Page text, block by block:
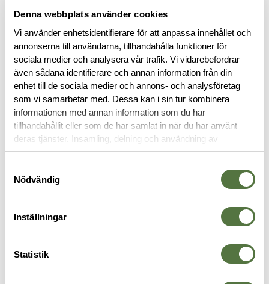
Denna webbplats använder cookies
Vi använder enhetsidentifierare för att anpassa innehållet och
annonserna till användarna, tillhandahålla funktioner för
sociala medier och analysera vår trafik. Vi vidarebefordrar
även sådana identifierare och annan information från din
enhet till de sociala medier och annons- och analysföretag
som vi samarbetar med. Dessa kan i sin tur kombinera
informationen med annan information som du har
tillhandahållit eller som de har samlat in när du har använt
deras tjänster. Insamling, delning och användning av
personuppgifter kan användas för personalisering av
Nödvändig
Inställningar
Statistik
BESKRIVNING
RECENSIONER
OM VARUMÄRKET